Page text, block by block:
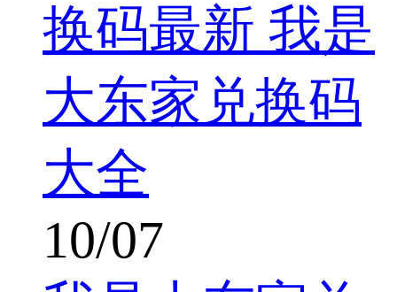
换码最新 我是
大东家兑换码
大全
10/07